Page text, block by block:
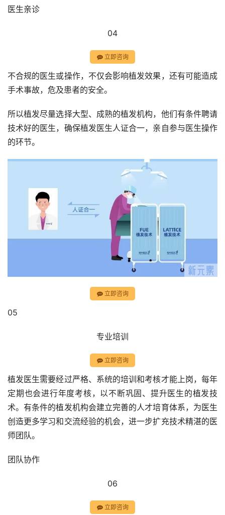
医生亲诊
04
立即咨询
不合规的医生或操作，不仅会影响植发效果，还有可能造成
手术事故，危及患者的安全。
所以植发尽量选择大型、成熟的植发机构，他们有条件聘请
技术好的医生，确保植发医生人证合一，亲自参与医生操作
的环节。
立即咨询
05
专业培训
立即咨询
植发医生需要经过严格、系统的培训和考核才能上岗，每年
定期也会进行年度考核，以不断巩固、提升医生的植发技
术。有条件的植发机构会建立完善的人才培育体系，为医生
创造更多学习和交流经验的机会，进一步扩充技术精湛的医
师团队。
团队协作
06
立即咨询